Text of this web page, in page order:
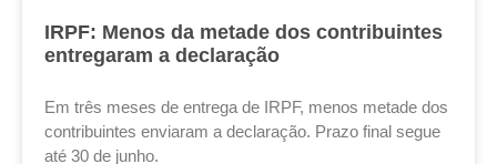
IRPF: Menos da metade dos contribuintes
entregaram a declaração
Em três meses de entrega de IRPF, menos metade dos
contribuintes enviaram a declaração. Prazo final segue
até 30 de junho.